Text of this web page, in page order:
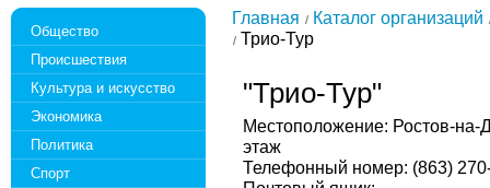
Общество
Происшествия
Культура и искусство
Экономика
Политика
Спорт
Главная
Каталог организаций
Трио-Тур
"Трио-Тур"
Местоположение: Ростов-на-
этаж
Телефонный номер: (863)